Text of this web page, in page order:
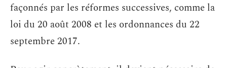
façonnés par les réformes successives, comme la
loi du 20 août 2008 et les ordonnances du 22
septembre 2017.